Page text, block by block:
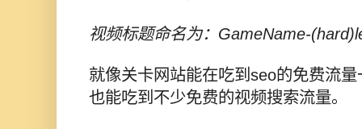
视频标题命名为：GameName-
就像关卡网站能在吃到seo的免费流
也能吃到不少免费的视频搜索流量。